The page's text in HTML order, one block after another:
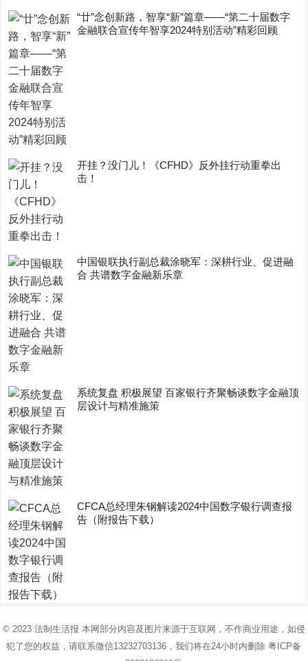
“廿”念创新路，智享“新”篇章——“第二十届数字
金融联合宣传年智享2024特别活动”精彩回顾
开挂？没门儿！《CFHD》反外挂行动重拳出
击！
中国银联执行副总裁涂晓军：深耕行业、促进融
合 共谱数字金融新乐章
系统复盘 积极展望 百家银行齐聚畅谈数字金融顶
层设计与精准施策
CFCA总经理朱钢解读2024中国数字银行调查报
告（附报告下载）
© 2023 法制生活报 本网部分内容及图片来源于互联网，不作商业用途，如侵
犯了您的权益，请联系微信13232703136，我们将在24小时内删除粤ICP备